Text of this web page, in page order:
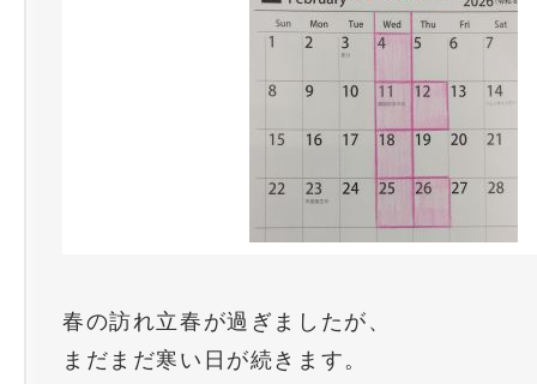
春の訪れ立春が過ぎましたが、
まだまだ寒い日が続きます。